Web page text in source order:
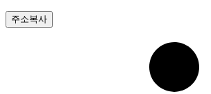
주소복사